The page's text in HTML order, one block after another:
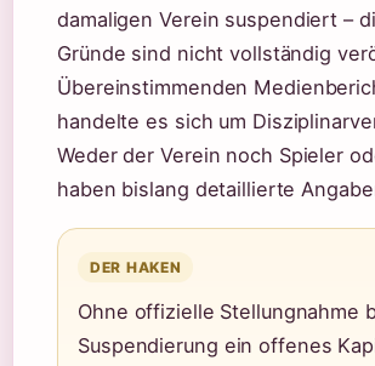
damaligen Verein suspendiert –
Gründe sind nicht vollständig
Übereinstimmenden
handelte es sich um
Weder der Verein noch Spieler
haben bislang detaillierte
DER HAKEN
Ohne offizielle Stellungnahme
Suspendierung ein offenes